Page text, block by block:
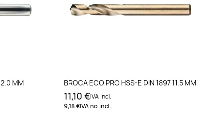
MM Añadir al carrito
BROCA ECO PRO HSS-E DIN 1897 11.5 MM
11,10 €IVA incl.
9,18 €IVA no incl.